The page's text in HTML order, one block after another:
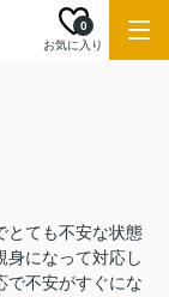
お気に入り
0
とても不安な状態
身になって対応し
で不安がすぐにな